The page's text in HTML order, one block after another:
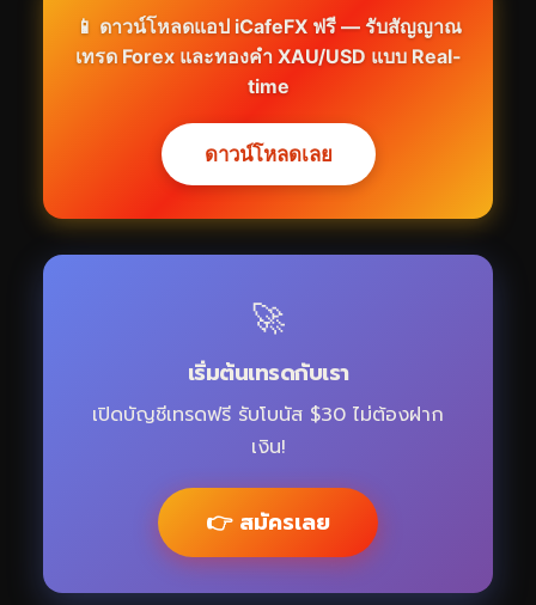
📱 ดาวน์โหลดแอป iCafeFX ฟรี — รับสัญญาณ
เทรด Forex และทองคำ XAU/USD แบบ Real-
time
ดาวน์โหลดเลย
🚀
เริ่มต้นเทรดกับเรา
เปิดบัญชีเทรดฟรี รับโบนัส $30 ไม่ต้องฝาก
เงิน!
👉 สมัครเลย